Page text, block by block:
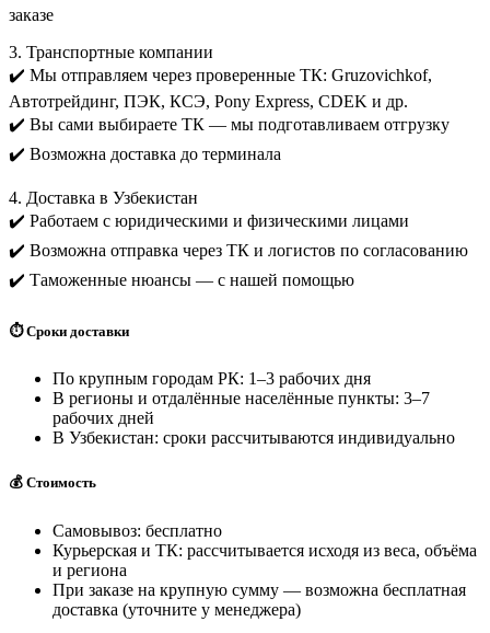
заказе
3. Транспортные компании
✔️ Мы отправляем через проверенные ТК: Gruzovichkof,
Автотрейдинг, ПЭК, КСЭ, Pony Express, CDEK и др.
✔️ Вы сами выбираете ТК — мы подготавливаем отгрузку
✔️ Возможна доставка до терминала
4. Доставка в Узбекистан
✔️ Работаем с юридическими и физическими лицами
✔️ Возможна отправка через ТК и логистов по согласованию
✔️ Таможенные нюансы — с нашей помощью
⏱️ Сроки доставки
По крупным городам РК: 1–3 рабочих дня
В регионы и отдалённые населённые пункты: 3–7
рабочих дней
В Узбекистан: сроки рассчитываются индивидуально
💰 Стоимость
Самовывоз: бесплатно
Курьерская и ТК: рассчитывается исходя из веса, объёма
и региона
При заказе на крупную сумму — возможна бесплатная
доставка (уточните у менеджера)